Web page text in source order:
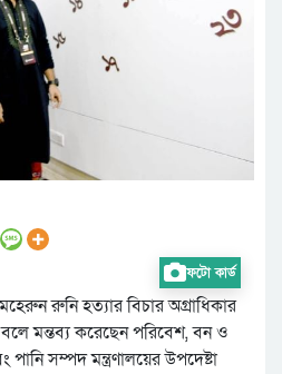
ফটো কার্ড
রুনি হত্যার বিচার অগ্রাধিকার
বলে মন্তব্য করেছেন পরিবেশ, বন ও
সম্পদ মন্ত্রণালয়ের উপদেষ্টা